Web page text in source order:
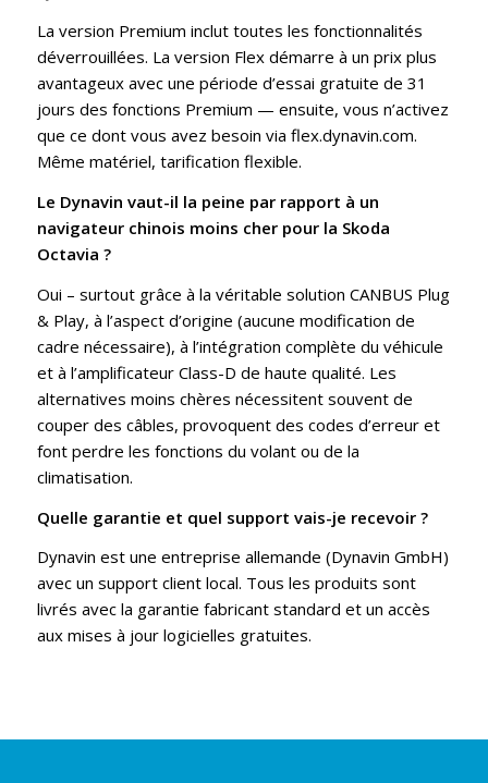
La version Premium inclut toutes les fonctionnalités
déverrouillées. La version Flex démarre à un prix plus
avantageux avec une période d’essai gratuite de 31
jours des fonctions Premium — ensuite, vous n’activez
que ce dont vous avez besoin via flex.dynavin.com.
Même matériel, tarification flexible.
Le Dynavin vaut-il la peine par rapport à un
navigateur chinois moins cher pour la Skoda
Octavia ?
Oui – surtout grâce à la véritable solution CANBUS Plug
& Play, à l’aspect d’origine (aucune modification de
cadre nécessaire), à l’intégration complète du véhicule
et à l’amplificateur Class-D de haute qualité. Les
alternatives moins chères nécessitent souvent de
couper des câbles, provoquent des codes d’erreur et
font perdre les fonctions du volant ou de la
climatisation.
Quelle garantie et quel support vais-je recevoir ?
Dynavin est une entreprise allemande (Dynavin GmbH)
avec un support client local. Tous les produits sont
livrés avec la garantie fabricant standard et un accès
aux mises à jour logicielles gratuites.